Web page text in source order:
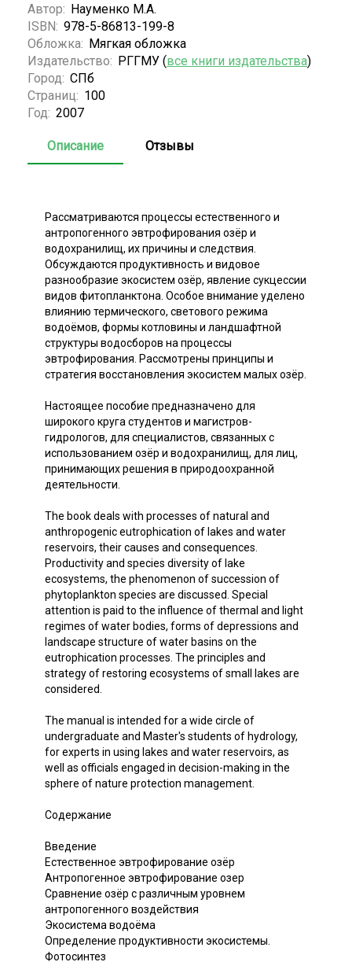
Автор: Науменко М.А.
ISBN: 978-5-86813-199-8
Обложка: Мягкая обложка
Издательство: РГГМУ (все книги издательства)
Город: СПб
Страниц: 100
Год: 2007
Описание Отзывы
Рассматриваются процессы естественного и
антропогенного эвтрофирования озёр и
водохранилищ, их причины и следствия.
Обсуждаются продуктивность и видовое
разнообразие экосистем озёр, явление сукцессии
видов фитопланктона. Особое внимание уделено
влиянию термического, светового режима
водоёмов, формы котловины и ландшафтной
структуры водосборов на процессы
эвтрофирования. Рассмотрены принципы и
стратегия восстановления экосистем малых озёр.
Настоящее пособие предназначено для
широкого круга студентов и магистров-
гидрологов, для специалистов, связанных с
использованием озёр и водохранилищ, для лиц,
принимающих решения в природоохранной
деятельности.
The book deals with processes of natural and
anthropogenic eutrophication of lakes and water
reservoirs, their causes and consequences.
Productivity and species diversity of lake
ecosystems, the phenomenon of succession of
phytoplankton species are discussed. Special
attention is paid to the influence of thermal and light
regimes of water bodies, forms of depressions and
landscape structure of water basins on the
eutrophication processes. The principles and
strategy of restoring ecosystems of small lakes are
considered.
The manual is intended for a wide circle of
undergraduate and Master's students of hydrology,
for experts in using lakes and water reservoirs, as
well as officials engaged in decision-making in the
sphere of nature protection management.
Содержание
Введение
Естественное эвтрофирование озёр
Антропогенное эвтрофирование озер
Сравнение озёр с различным уровнем
антропогенного воздействия
Экосистема водоёма
Определение продуктивности экосистемы.
Фотосинтез